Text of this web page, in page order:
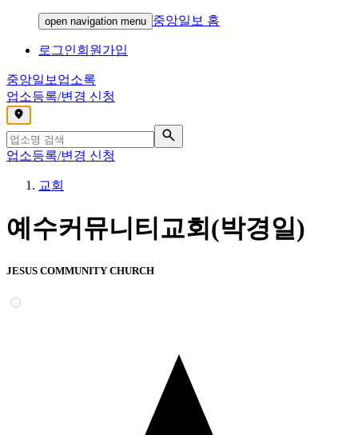
open navigation menu 중앙일보 홈
로그인회원가입
중앙일보 업소록
업소등록/변경 신청
,
업소등록/변경 신청
교회
예수커뮤니티교회(박경일)
JESUS COMMUNITY CHURCH